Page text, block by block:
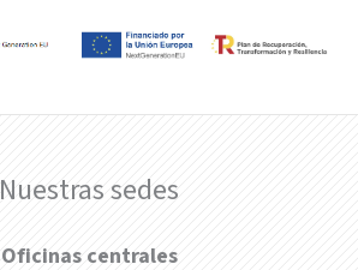
Nuestras sedes
Oficinas centrales